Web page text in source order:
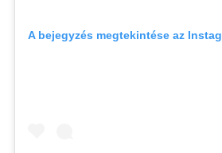
A bejegyzés megtekintése az